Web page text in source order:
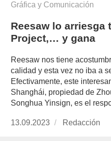
Gráfica y Comunicación
Reesaw lo arriesga
Project,… y gana
Reesaw nos tiene
calidad y esta vez no iba a
Efectivamente, este
Shanghái, propiedad de
Songhua Yinsign, es el
Publicado
13.09.2023 https://
Redacción